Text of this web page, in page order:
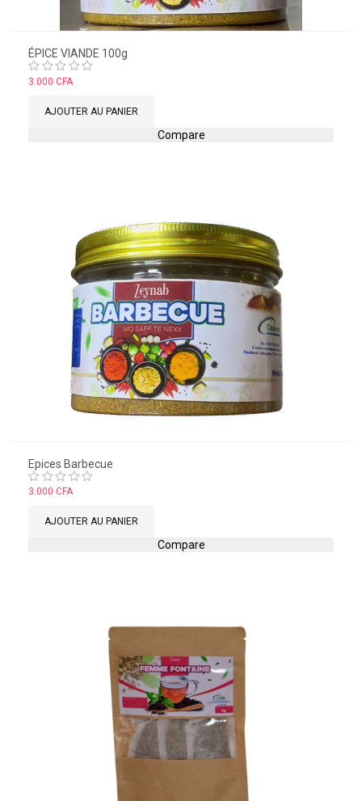
ÉPICE VIANDE 100g
Note
3.000 CFA
AJOUTER AU PANIER
Compare
Epices Barbecue
Note
3.000 CFA
AJOUTER AU PANIER
Compare